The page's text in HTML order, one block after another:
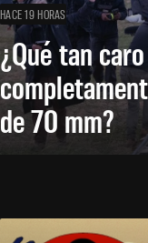
HACE 19 HORAS
¿Qué tan
de 70 mm?